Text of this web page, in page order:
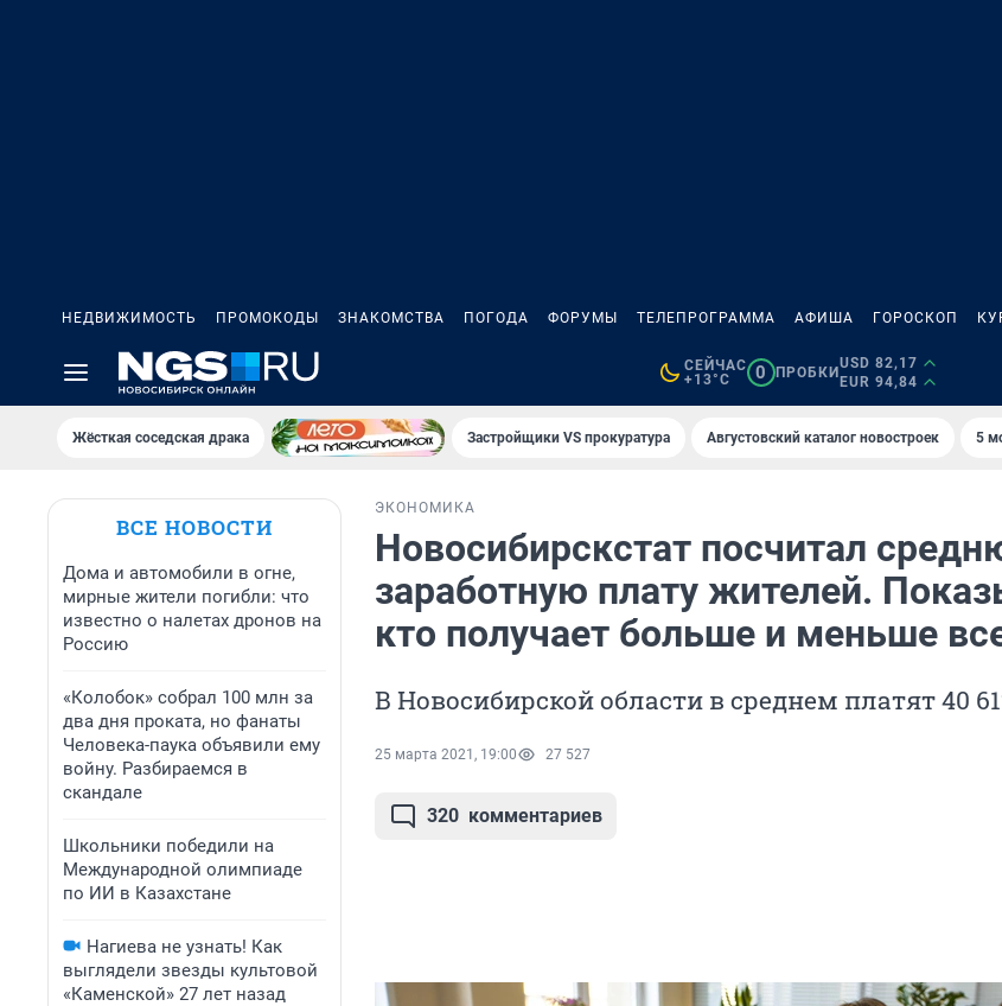
НЕДВИЖИМОСТЬ ПРОМОКОДЫ ЗНАКОМСТВА ПОГОДА ФОРУМЫ ТЕЛЕПРОГРАММА АФИША ГОРОСКОП
СЕЙЧАС
+13°C
0 ПРОБКИ
USD 82,17
EUR 94,84
Жёсткая соседская драка Застройщики VS прокуратура Августовский каталог новостроек 5
ВСЕ НОВОСТИ
Дома и автомобили в огне,
мирные жители погибли: что
известно о налетах дронов на
Россию
«Колобок» собрал 100 млн за
два дня проката, но фанаты
Человека-паука объявили ему
войну. Разбираемся в
скандале
Школьники победили на
Международной олимпиаде
по ИИ в Казахстане
Нагиева не узнать! Как
выглядели звезды культовой
«Каменской» 27 лет назад
ЭКОНОМИКА
Новосибирскстат посчитал
заработную плату жителей.
кто получает больше и меньше
В Новосибирской области в среднем платят 40
25 марта 2021, 19:00 27 527
320 комментариев